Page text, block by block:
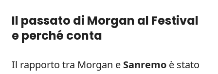
Il passato di Morgan al Festival
e perché conta
Il rapporto tra Morgan e Sanremo è stato